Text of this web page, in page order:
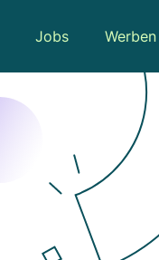
Jobs Werben